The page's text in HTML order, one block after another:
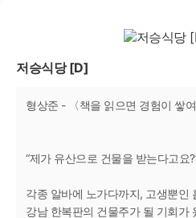
저승식당 [D]
형상준 - 〈책을 읽으면 경험이 쌓
“제가 유산으로 건물을 받는다고요
각종 알바에 노가다까지, 고생뿐인
강남 한복판의 건물주가 될 기회가